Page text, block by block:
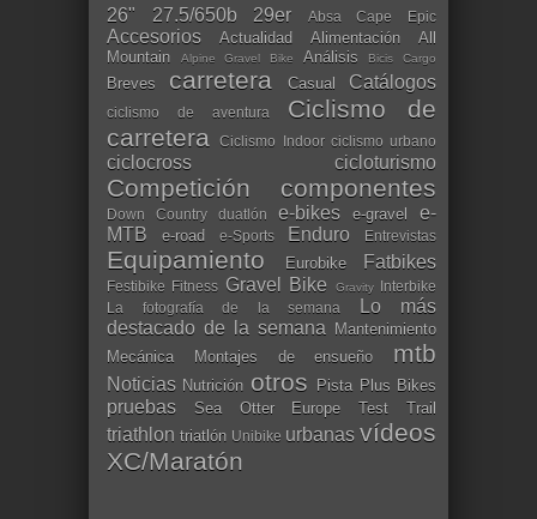
26" 27.5/650b 29er Absa Cape Epic
Accesorios Actualidad Alimentación
All
Mountain
Alpine Gravel Bike Análisis Bicis Cargo
Breves carretera Casual Catálogos
ciclismo de aventura
Ciclismo de
carretera
Ciclismo Indoor ciclismo urbano
ciclocross cicloturismo
Competición componentes
Down Country duatlón e-bikes e-gravel
e-
MTB
e-road e-Sports Enduro Entrevistas
Equipamiento Eurobike Fatbikes
Festibike Fitness Gravel Bike Gravity Interbike
La fotografía de la semana
Lo más
destacado de la semana Mantenimiento
Mecánica
Montajes de ensueño mtb
Noticias Nutrición otros Pista Plus Bikes
pruebas Sea Otter Europe Test Trail
triathlon triatlón Unibike urbanas vídeos
XC/Maratón